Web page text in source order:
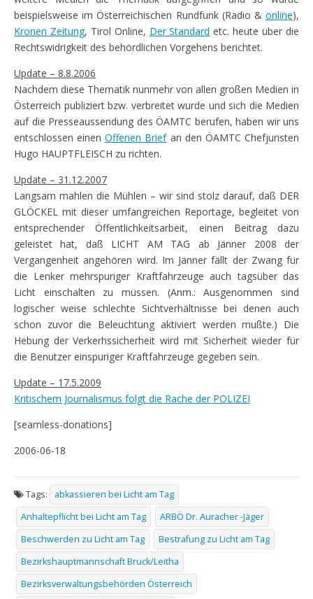
beispielsweise im Österreichischen Rundfunk (Radio & online),
Kronen Zeitung, Tirol Online, Der Standard etc. heute über die
Rechtswidrigkeit des behördlichen Vorgehens berichtet.
Update – 8.8.2006
Nachdem diese Thematik nunmehr von allen großen Medien in
Österreich publiziert bzw. verbreitet wurde und sich die Medien
auf die Presseaussendung des ÖAMTC berufen, haben wir uns
entschlossen einenOffenen Briefan den ÖAMTC Chefjuristen
Hugo HAUPTFLEISCH zu richten.
Update – 31.12.2007
Langsam mahlen die Mühlen – wir sind stolz darauf, daß DER
GLÖCKEL mit dieser umfangreichen Reportage, begleitet von
entsprechender Öffentlichkeitsarbeit, einen Beitrag dazu
geleistet hat, daß LICHT AM TAG ab Jänner 2008 der
Vergangenheit angehören wird. Im Jänner fällt der Zwang für
die Lenker mehrspuriger Kraftfahrzeuge auch tagsüber das
Licht einschalten zu müssen. (Anm.: Ausgenommen sind
logischer weise schlechte Sichtverhältnisse bei denen auch
schon zuvor die Beleuchtung aktiviert werden mußte.) Die
Hebung der Verkerhssicherheit wird mit Sicherheit wieder für
die Benutzer einspuriger Kraftfahrzeuge gegeben sein.
Update – 17.5.2009
Kritischem Journalismus folgt die Rache der POLIZEI
[seamless-donations]
2006-06-18
Tags:
abkassieren bei Licht am Tag
Anhaltepflicht bei Licht am Tag
ARBÖ Dr. Auracher -Jäger
Beschwerden zu Licht am Tag
Bestrafung zu Licht am Tag
Bezirkshauptmannschaft Bruck/Leitha
Bezirksverwaltungsbehörden Österreich